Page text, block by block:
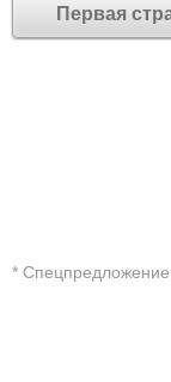
Первая
*